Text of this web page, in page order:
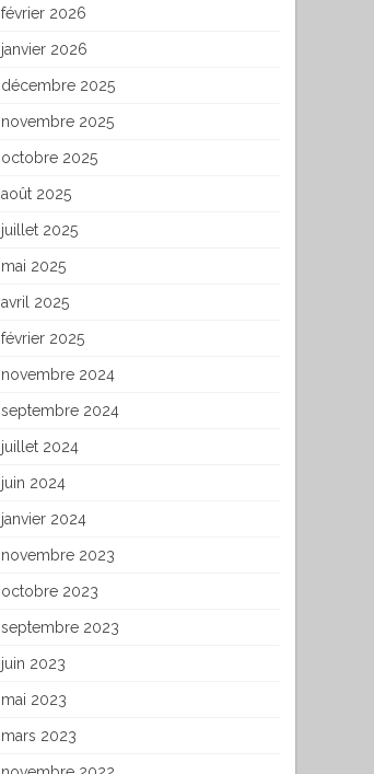
février 2026
janvier 2026
décembre 2025
novembre 2025
octobre 2025
août 2025
juillet 2025
mai 2025
avril 2025
février 2025
novembre 2024
septembre 2024
juillet 2024
juin 2024
janvier 2024
novembre 2023
octobre 2023
septembre 2023
juin 2023
mai 2023
mars 2023